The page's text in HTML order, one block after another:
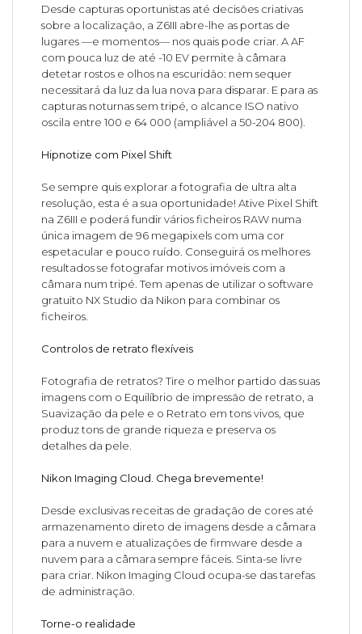
Desde capturas oportunistas até decisões criativas
sobre a localização, a Z6III abre-lhe as portas de
lugares —e momentos— nos quais pode criar. A AF
com pouca luz de até -10 EV permite à câmara
detetar rostos e olhos na escuridão: nem sequer
necessitará da luz da lua nova para disparar. E para as
capturas noturnas sem tripé, o alcance ISO nativo
oscila entre 100 e 64 000 (ampliável a 50-204 800).
Hipnotize com Pixel Shift
Se sempre quis explorar a fotografia de ultra alta
resolução, esta é a sua oportunidade! Ative Pixel Shift
na Z6III e poderá fundir vários ficheiros RAW numa
única imagem de 96 megapixels com uma cor
espetacular e pouco ruído. Conseguirá os melhores
resultados se fotografar motivos imóveis com a
câmara num tripé. Tem apenas de utilizar o software
gratuito NX Studio da Nikon para combinar os
ficheiros.
Controlos de retrato flexíveis
Fotografia de retratos? Tire o melhor partido das suas
imagens com o Equilíbrio de impressão de retrato, a
Suavização da pele e o Retrato em tons vivos, que
produz tons de grande riqueza e preserva os
detalhes da pele.
Nikon Imaging Cloud. Chega brevemente!
Desde exclusivas receitas de gradação de cores até
armazenamento direto de imagens desde a câmara
para a nuvem e atualizações de firmware desde a
nuvem para a câmara sempre fáceis. Sinta-se livre
para criar. Nikon Imaging Cloud ocupa-se das tarefas
de administração.
Torne-o realidade